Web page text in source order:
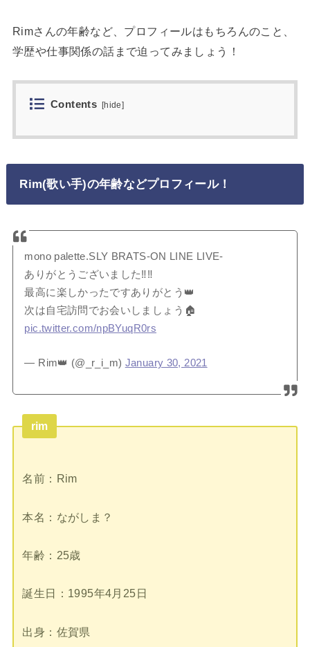
Rimさんの年齢など、プロフィールはもちろんのこと、
学歴や仕事関係の話まで迫ってみましょう！
Contents [hide]
Rim(歌い手)の年齢などプロフィール！
mono palette.SLY BRATS-ON LINE LIVE-
ありがとうございました‼️‼️
最高に楽しかったですありがとう👑
次は自宅訪問でお会いしましょう🏠
pic.twitter.com/npBYuqR0rs
— Rim👑 (@_r_i_m) January 30, 2021
rim
名前：Rim
本名：ながしま？
年齢：25歳
誕生日：1995年4月25日
出身：佐賀県